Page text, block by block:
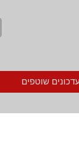
שוטפים